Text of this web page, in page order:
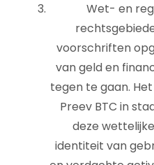
Wet- en
voorschriften
van geld en
tegen te gaan.
Preev BTC in
deze
identiteit van